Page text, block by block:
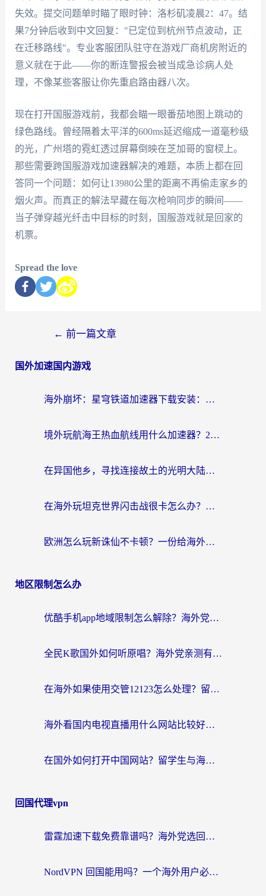
失效。提交问题单时瞄了眼时钟：洛杉矶凌晨2：47。结
果7分钟后收到中文回复："已定位到杭州节点波动，正
在迁移路线"。专业客服团队驻守在游戏厂商机房附近的
意义就在于此——你的断连警报会被当成急诊病人处
理，不像某些客服让你先重启路由器八次。
现在打开国服游戏前，我都会瞄一眼番茄地图上跳动的
绿色路线。曾经隔着太平洋的600ms延迟缩成一道毫秒级
的光，广州塔的霓虹透过屏幕倒映在芝加哥的窗棂上。
那些需要跨国服游戏加速器解决的难题，本质上都在回
答同一个问题：如何让13980公里的距离不再偷走家乡的
烟火声。而真正的解法早藏在每次枪响同步的瞬间——
当子弹穿越光纤击中目标的时刻，国服游戏就是回家的
机票。
Spread the love
← 前一篇文章
国外加速国内游戏
海外崩坏：星穹铁道加速器下载安装：一份给游子的终极网络指南
境外玩航海王热血航线用什么加速器？2026海外玩家实测最优方案（附欧洲问道堡垒前线加速技巧）
在异国他乡，寻找连接故土的光明大陆免费加速器
在海外玩坦克世界闪击战很卡怎么办？老玩家亲测有效的加速器选择指南
欧洲怎么玩新诛仙不卡顿？一份给海外游子的国服游戏畅玩指南
地区限制怎么办
优酷手机app地域限制怎么解除？海外党亲测有效的追剧方案
全民K歌国外如何听原唱？海外党亲测有效的回国加速器选择指南
在海外如果使用交管12123怎么处理？留学生亲测有效的回国加速方案
海外看国内电视直播用什么网站比较好？一篇解决你所有追剧难题的实用指南
在国外如何打开中国网站？留学生与海外华人的无缝访问指南
回国代理vpn
雷霆加速下载免费靠谱吗？海外党选回国加速器的避坑指南（附热门工具对比）
NordVPN 回国能用吗？一个海外用户必须面对的真实困境